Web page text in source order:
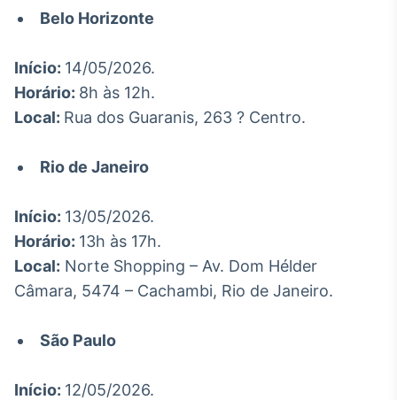
Crédito
Belo Horizonte
Início: 14/05/2026.
Horário: 8h às 12h.
Local: Rua dos Guaranis, 263 ? Centro.
Rio de Janeiro
Início: 13/05/2026.
Horário: 13h às 17h.
Local: Norte Shopping – Av. Dom Hélder
Câmara, 5474 – Cachambi, Rio de Janeiro.
São Paulo
Início: 12/05/2026.